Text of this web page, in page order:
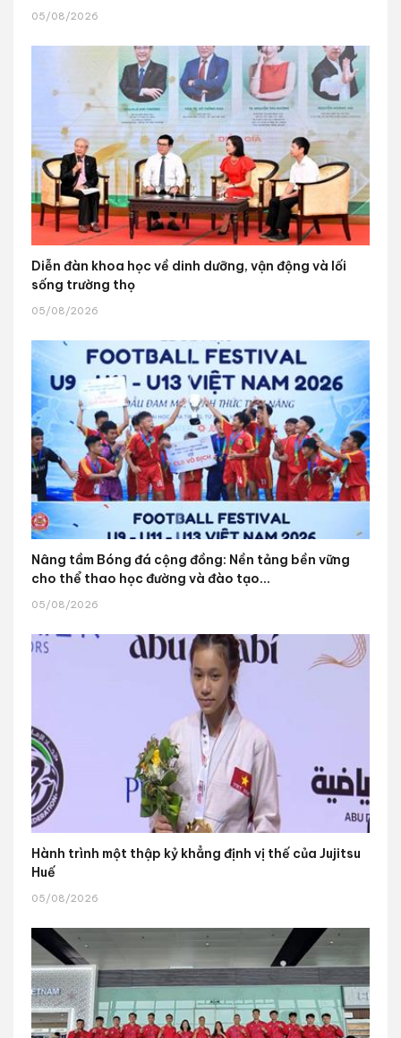
05/08/2026
Diễn đàn khoa học về dinh dưỡng, vận động và lối
sống trường thọ
05/08/2026
Nâng tầm Bóng đá cộng đồng: Nền tảng bền vững
cho thể thao học đường và đào tạo...
05/08/2026
Hành trình một thập kỷ khẳng định vị thế của Jujitsu
Huế
05/08/2026